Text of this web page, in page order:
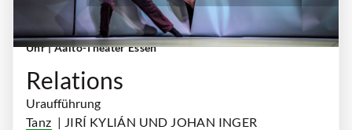
Sonntag, 18. Oktober 2026 | 18:00 Uhr - 20:00
Uhr| Aalto-Theater Essen
Relations
Uraufführung
Tanz | JIRÍ KYLIÁN UND JOHAN INGER